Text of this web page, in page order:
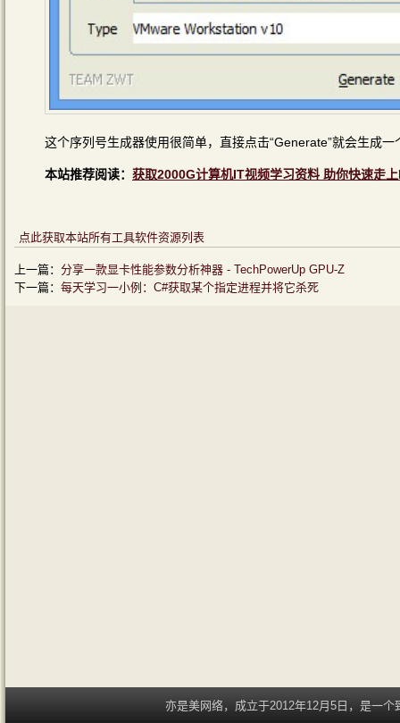
这个序列号生成器使用很简单，直接点击“Generate”就会生成一
本站推荐阅读： 获取2000G计算机IT视频学习资料 助你快速走
点此获取本站所有工具软件资源列表
上一篇： 分享一款显卡性能参数分析神器 - TechPowerUp GPU-Z
下一篇： 每天学习一小例：C#获取某个指定进程并将它杀死
亦是美网络，成立于2012年12月5日，是一